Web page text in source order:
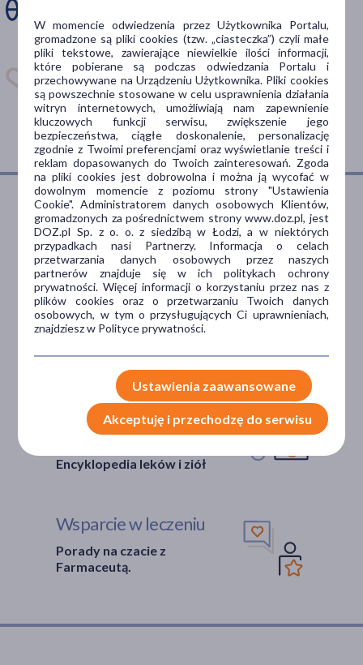
Zainstaluj aplikację. Stwórz
apteczkę. Przypomnimy Ci
kiedy wziąć lek.
Dostępna w
Dlaczego DOZ.pl
Niższe koszta leczenia
Darmowa dostawa do Apteki
Pacjentów.
Bezpieczeństwo
Encyklopedia leków i ziół
Wsparcie w leczeniu
Porady na czacie z
Farmaceutą.
W momencie odwiedzenia przez Użytkownika Portalu,
gromadzone są pliki cookies (tzw. „ciasteczka”) czyli małe
pliki tekstowe, zawierające niewielkie ilości informacji,
które pobierane są podczas odwiedzania Portalu i
przechowywane na Urządzeniu Użytkownika. Pliki cookies
są powszechnie stosowane w celu usprawnienia działania
witryn internetowych, umożliwiają nam zapewnienie
kluczowych funkcji serwisu, zwiększenie jego
bezpieczeństwa, ciągłe doskonalenie, personalizację
zgodnie z Twoimi preferencjami oraz wyświetlanie treści i
reklam dopasowanych do Twoich zainteresowań. Zgoda
na pliki cookies jest dobrowolna i można ją wycofać w
dowolnym momencie z poziomu strony "Ustawienia
Cookie". Administratorem danych osobowych Klientów,
gromadzonych za pośrednictwem strony www.doz.pl, jest
DOZ.pl Sp. z o. o. z siedzibą w Łodzi, a w niektórych
przypadkach nasi Partnerzy. Informacja o celach
przetwarzania danych osobowych przez naszych
partnerów znajduje się w ich politykach ochrony
prywatności. Więcej informacji o korzystaniu przez nas z
plików cookies oraz o przetwarzaniu Twoich danych
osobowych, w tym o przysługujących Ci uprawnieniach,
znajdziesz w Polityce prywatności.
Ustawienia zaawansowane
Akceptuję i przechodzę do serwisu